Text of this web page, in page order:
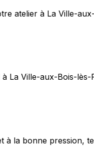
atelier à La Ville-
La Ville-aux-Bois-
la bonne pression,